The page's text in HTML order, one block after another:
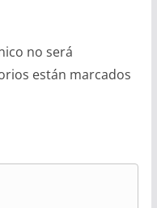
no será
están marcados